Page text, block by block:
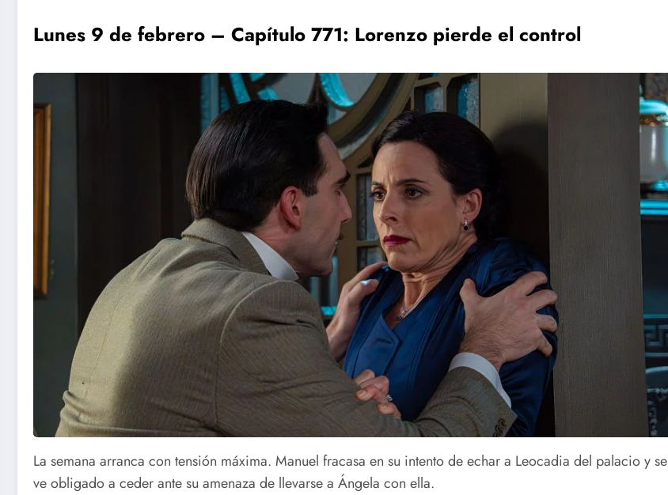
Lunes 9 de febrero – Capítulo 771: Lorenzo pierde el control
La semana arranca con tensión máxima. Manuel fracasa en su intento de echar a Leocadia del palacio y se
ve obligado a ceder ante su amenaza de llevarse a Ángela con ella.